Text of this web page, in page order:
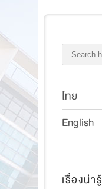
ไทย
English
เรื่องน่ารู้